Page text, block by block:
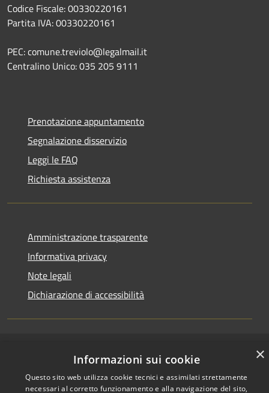
Codice Fiscale: 00330220161
Partita IVA: 00330220161
PEC: comune.treviolo@legalmail.it
Centralino Unico:035 205 9111
Prenotazione appuntamento
Segnalazione disservizio
Leggi le FAQ
Richiesta assistenza
Amministrazione trasparente
Informativa privacy
Note legali
Dichiarazione di accessibilità
Privacy
Copyright © 2026 • Comune di
Municipium•Accesso
×
Informazioni sui cookie
Questo sito web utilizza cookie tecnici e assimilati strettamente
necessari al corretto funzionamento e alla navigazione del sito,